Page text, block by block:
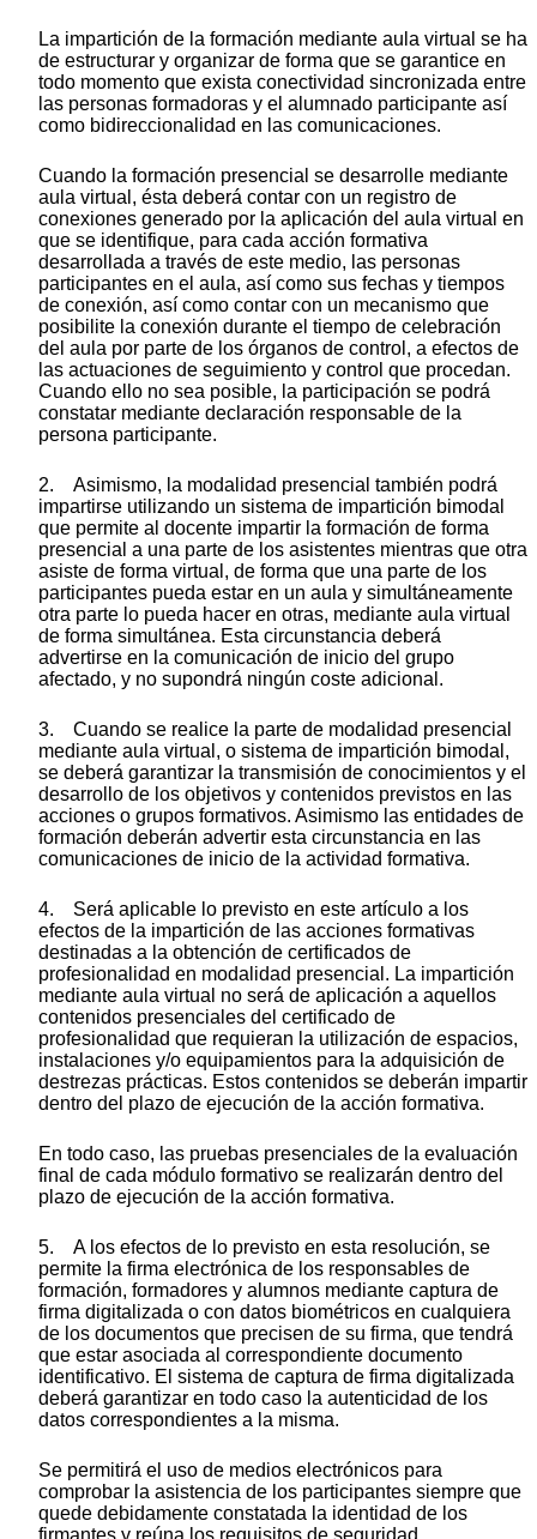
La impartición de la formación mediante aula virtual se ha
de estructurar y organizar de forma que se garantice en
todo momento que exista conectividad sincronizada entre
las personas formadoras y el alumnado participante así
como bidireccionalidad en las comunicaciones.
Cuando la formación presencial se desarrolle mediante
aula virtual, ésta deberá contar con un registro de
conexiones generado por la aplicación del aula virtual en
que se identifique, para cada acción formativa
desarrollada a través de este medio, las personas
participantes en el aula, así como sus fechas y tiempos
de conexión, así como contar con un mecanismo que
posibilite la conexión durante el tiempo de celebración
del aula por parte de los órganos de control, a efectos de
las actuaciones de seguimiento y control que procedan.
Cuando ello no sea posible, la participación se podrá
constatar mediante declaración responsable de la
persona participante.
2. Asimismo, la modalidad presencial también podrá
impartirse utilizando un sistema de impartición bimodal
que permite al docente impartir la formación de forma
presencial a una parte de los asistentes mientras que otra
asiste de forma virtual, de forma que una parte de los
participantes pueda estar en un aula y simultáneamente
otra parte lo pueda hacer en otras, mediante aula virtual
de forma simultánea. Esta circunstancia deberá
advertirse en la comunicación de inicio del grupo
afectado, y no supondrá ningún coste adicional.
3. Cuando se realice la parte de modalidad presencial
mediante aula virtual, o sistema de impartición bimodal,
se deberá garantizar la transmisión de conocimientos y el
desarrollo de los objetivos y contenidos previstos en las
acciones o grupos formativos. Asimismo las entidades de
formación deberán advertir esta circunstancia en las
comunicaciones de inicio de la actividad formativa.
4. Será aplicable lo previsto en este artículo a los
efectos de la impartición de las acciones formativas
destinadas a la obtención de certificados de
profesionalidad en modalidad presencial. La impartición
mediante aula virtual no será de aplicación a aquellos
contenidos presenciales del certificado de
profesionalidad que requieran la utilización de espacios,
instalaciones y/o equipamientos para la adquisición de
destrezas prácticas. Estos contenidos se deberán impartir
dentro del plazo de ejecución de la acción formativa.
En todo caso, las pruebas presenciales de la evaluación
final de cada módulo formativo se realizarán dentro del
plazo de ejecución de la acción formativa.
5. A los efectos de lo previsto en esta resolución, se
permite la firma electrónica de los responsables de
formación, formadores y alumnos mediante captura de
firma digitalizada o con datos biométricos en cualquiera
de los documentos que precisen de su firma, que tendrá
que estar asociada al correspondiente documento
identificativo. El sistema de captura de firma digitalizada
deberá garantizar en todo caso la autenticidad de los
datos correspondientes a la misma.
Se permitirá el uso de medios electrónicos para
comprobar la asistencia de los participantes siempre que
quede debidamente constatada la identidad de los
firmantes y reúna los requisitos de seguridad.